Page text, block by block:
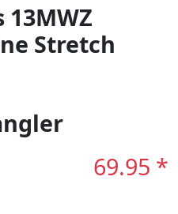
13MWZ
Stretch
69.95 *